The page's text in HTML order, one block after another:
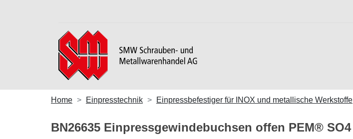
Home Einpresstechnik Einpressbefestiger für INOX und metallische Werkstoffe
BN26635 Einpressgewindebuchsen offen PEM® SO4